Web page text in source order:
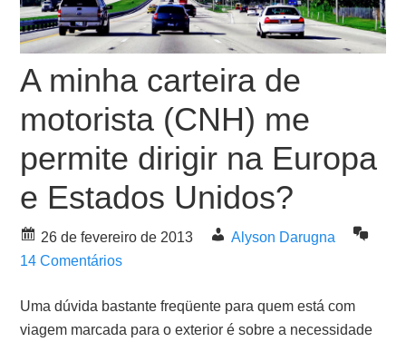
A minha carteira de
motorista (CNH) me
permite dirigir na Europa
e Estados Unidos?
26 de fevereiro de 2013
Alyson Darugna
14 Comentários
Uma dúvida bastante freqüente para quem está com
viagem marcada para o exterior é sobre a necessidade